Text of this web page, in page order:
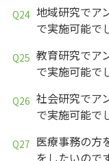
地域研究でア
で実施可能で
教育研究でア
で実施可能で
社会研究でア
で実施可能で
医療事務の方